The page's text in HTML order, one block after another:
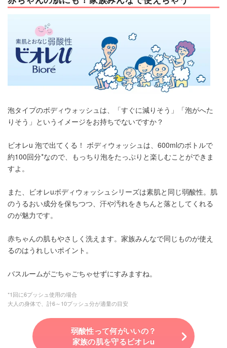
泡タイプのボディウォッシュは、「すぐに減りそう」「泡がへた
りそう」というイメージをお持ちでないですか？
ビオレu 泡で出てくる！ ボディウォッシュは、600mlのボトルで
約100回分*なので、もっちり泡をたっぷりと楽しむことができま
すよ。
また、ビオレuボディウォッシュシリーズは素肌と同じ弱酸性。肌
のうるおい成分を保ちつつ、汗や汚れをきちんと落としてくれる
のが魅力です。
赤ちゃんの肌もやさしく洗えます。家族みんなで同じものが使え
るのはうれしいポイント。
バスルームがごちゃごちゃせずにすみますね。
*1回に6プッシュ使用の場合
大人の身体で、計6～10プッシュ分が適量の目安
弱酸性って何がいいの？
家族の肌を守るビオレu